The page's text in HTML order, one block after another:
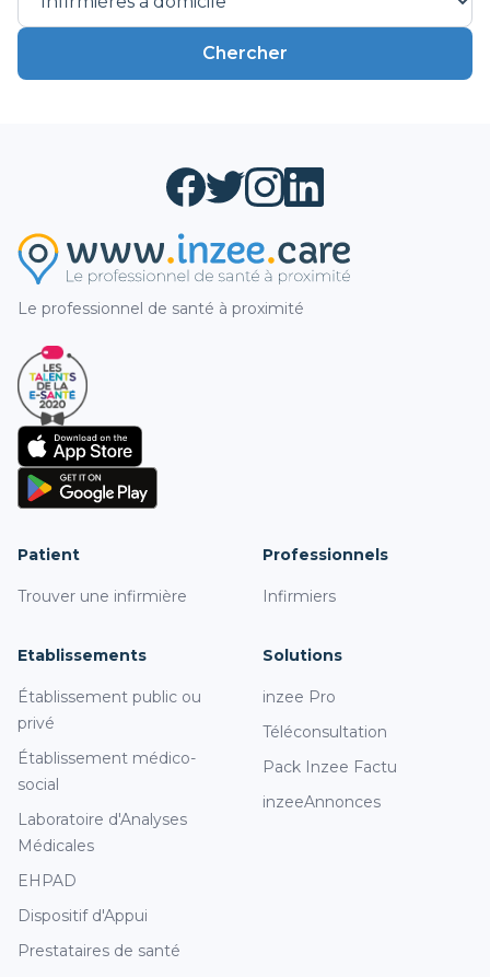
Chercher
Le professionnel de santé à proximité
Patient
Trouver une infirmière
Professionnels
Infirmiers
Etablissements
Établissement public ou
privé
Établissement médico-
social
Laboratoire d'Analyses
Médicales
EHPAD
Dispositif d'Appui
Prestataires de santé
Solutions
inzee Pro
Téléconsultation
Pack Inzee Factu
inzeeAnnonces